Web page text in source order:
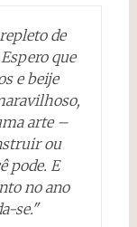
de
que
e beije
arte –
ou
pode. E
no ano
se."